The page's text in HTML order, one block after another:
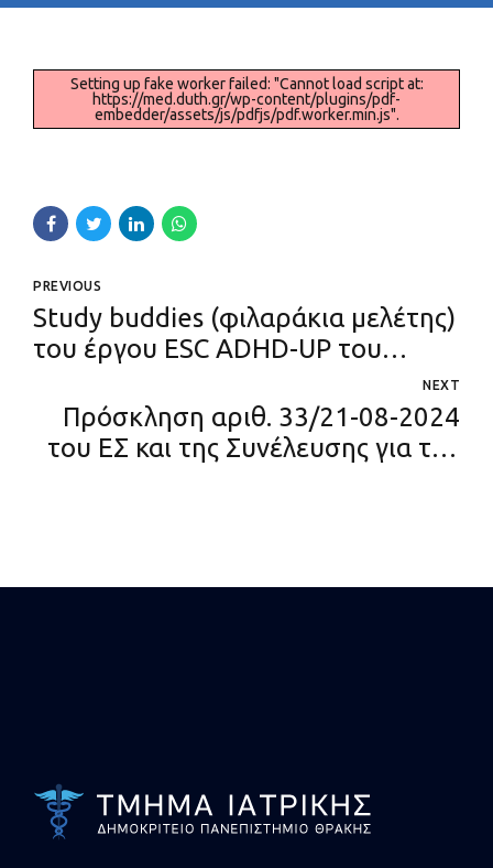
Setting up fake worker failed: "Cannot load script at:
https://med.duth.gr/wp-content/plugins/pdf-
embedder/assets/js/pdfjs/pdf.worker.min.js".
PREVIOUS
Study buddies (φιλαράκια μελέτης)
του έργου ESC ADHD-UP του
NEXT
Πρόσκληση αριθ. 33/21-08-2024
του ΕΣ και της Συνέλευσης για την